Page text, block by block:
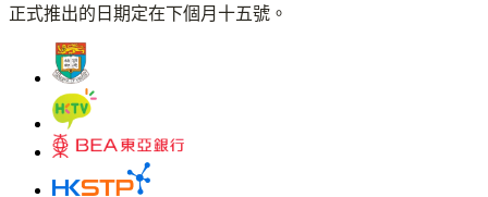
正式推出的日期定在下個月十五號。